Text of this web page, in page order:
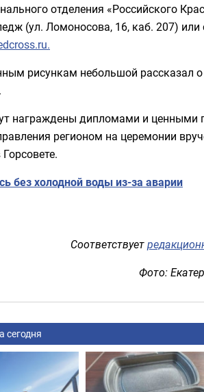
отделения «Российского
(ул. Ломоносова, 16, каб. 207) или
рисункам небольшой рассказал о
награждены дипломами и ценными
регионом на церемонии
без холодной воды из-за аварии
Соответствует
Фото:
сегодня